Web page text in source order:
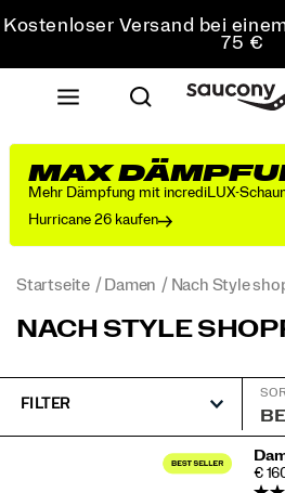
Kostenloser Versand bei
75 €
Kostenfreie Retouren bei
Sichere dir 10 % Rabatt auf
MAX
Mehr Dämpfung mit incrediLUX-
Hurricane 26 kaufen
Startseite Damen Nach Style
NACH STYLE
FILTER
€